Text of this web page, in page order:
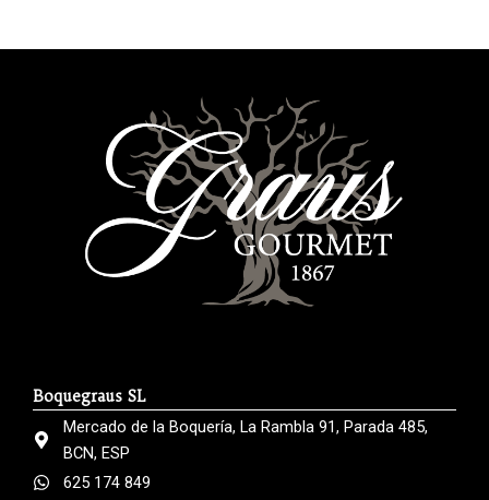
Boquegraus SL
Mercado de la Boquería, La Rambla 91, Parada 485,
BCN, ESP
625 174 849